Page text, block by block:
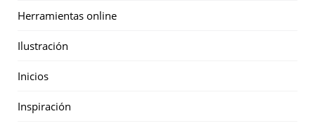
Herramientas online
Ilustración
Inicios
Inspiración